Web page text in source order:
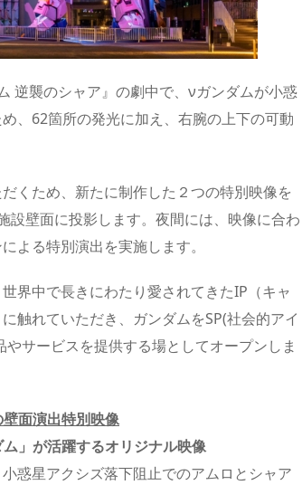
逆襲のシャア』の劇中で、νガンダムが小惑
、62箇所の発光に加え、右腕の上下の可動
くため、新たに制作した２つの特別映像を
設壁面に投影します。夜間には、映像に合わ
よる特別演出を実施します。
界中で長きにわたり愛されてきたIP（キャ
触れていただき、ガンダムをSP(社会的アイ
サービスを提供する場としてオープンしま
壁面演出特別映像
」 が活躍するオリジナル映像
惑星アクシズ落下阻止でのアムロとシャア